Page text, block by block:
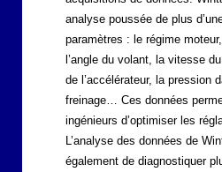
analyse poussée de plus
paramètres : le régime
l’angle du volant, la vitesse
de l’accélérateur, la pression
freinage… Ces données
ingénieurs d’optimiser les
L’analyse des données de
également de diagnostiquer